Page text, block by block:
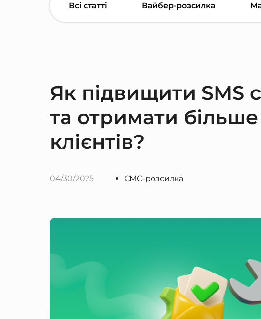
Всі статті Вайбер-розсилка
Як підвищити SMS
та отримати більше
клієнтів?
04/30/2025 СМС-розсилка